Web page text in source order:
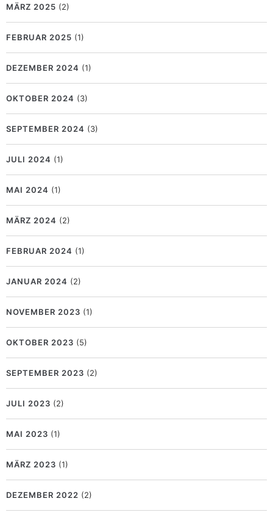
MÄRZ 2025 (2)
FEBRUAR 2025 (1)
DEZEMBER 2024 (1)
OKTOBER 2024 (3)
SEPTEMBER 2024 (3)
JULI 2024 (1)
MAI 2024 (1)
MÄRZ 2024 (2)
FEBRUAR 2024 (1)
JANUAR 2024 (2)
NOVEMBER 2023 (1)
OKTOBER 2023 (5)
SEPTEMBER 2023 (2)
JULI 2023 (2)
MAI 2023 (1)
MÄRZ 2023 (1)
DEZEMBER 2022 (2)